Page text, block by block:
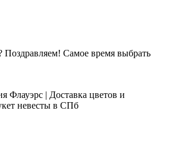
Поздравляем! Самое время выбрать